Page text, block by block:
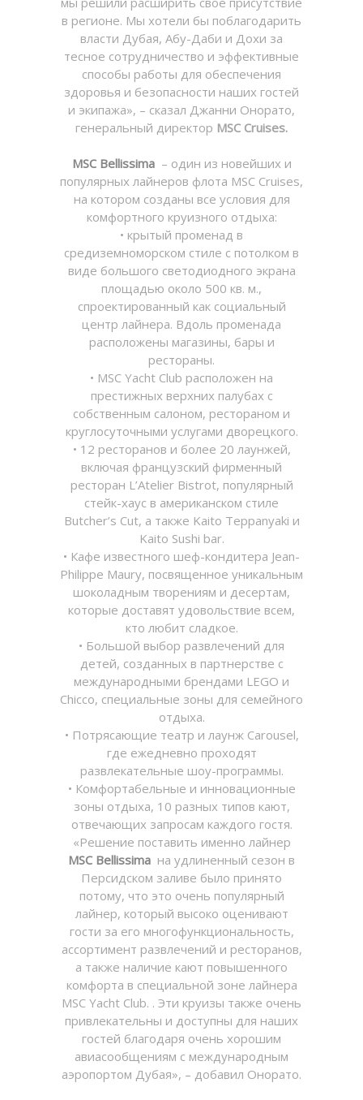
в регионе. Мы хотели бы поблагодарить
власти Дубая, Абу-Даби и Дохи за
тесное сотрудничество и эффективные
способы работы для обеспечения
здоровья и безопасности наших гостей
и экипажа», – сказал Джанни Онорато,
генеральный директор MSC Cruises.
MSC Bellissima– один из новейших и
популярных лайнеров флота MSC Cruises,
на котором созданы все условия для
комфортного круизного отдыха:
• крытый променад в
средиземноморском стиле с потолком в
виде большого светодиодного экрана
площадью около 500 кв. м.,
спроектированный как социальный
центр лайнера. Вдоль променада
расположены магазины, бары и
рестораны.
• MSC Yacht Club расположен на
престижных верхних палубах с
собственным салоном, рестораном и
круглосуточными услугами дворецкого.
• 12 ресторанов и более 20 лаунжей,
включая французский фирменный
ресторан L’Atelier Bistrot, популярный
стейк-хаус в американском стиле
Butcher’s Cut, а также Kaito Teppanyaki и
Kaito Sushi bar.
• Кафе известного шеф-кондитера Jean-
Philippe Maury, посвященное уникальным
шоколадным творениям и десертам,
которые доставят удовольствие всем,
кто любит сладкое.
• Большой выбор развлечений для
детей, созданных в партнерстве с
международными брендами LEGO и
Chicco, специальные зоны для семейного
отдыха.
• Потрясающие театр и лаунж Carousel,
где ежедневно проходят
развлекательные шоу-программы.
• Комфортабельные и инновационные
зоны отдыха, 10 разных типов кают,
отвечающих запросам каждого гостя.
«Решение поставить именно лайнер
MSC Bellissima на удлиненный сезон в
Персидском заливе было принято
потому, что это очень популярный
лайнер, который высоко оценивают
гости за его многофункциональность,
ассортимент развлечений и ресторанов,
а также наличие кают повышенного
комфорта в специальной зоне лайнера
MSC Yacht Club. . Эти круизы также очень
привлекательны и доступны для наших
гостей благодаря очень хорошим
авиасообщениям с международным
аэропортом Дубая», – добавил Онорато.